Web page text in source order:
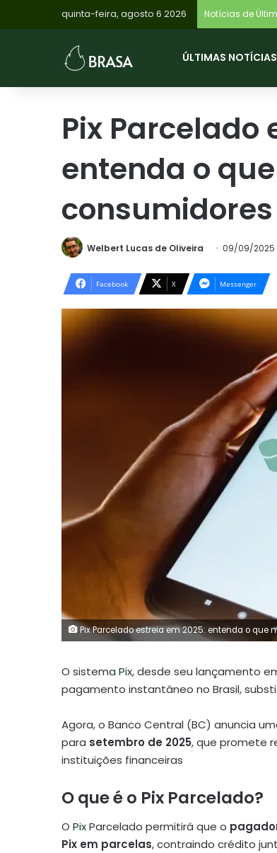
quinta-feira, agosto 6 2026 Notícias de
ÚLTIMAS NOTÍCIAS
Pix Parcelado
entenda o
Welbert Lucas de Oliveira 09/09/2025
Facebook X Messenger
Pix Parcelado estreia em 2025: entenda o que
O sistema Pix, desde seu lançamento
pagamento instantâneo no Brasil,
Agora, o Banco Central (BC) anuncia
para setembro de 2025, que promete
instituições financeiras
O que é o Pix Parcelado?
O PixParcelado permitirá que o
Pix em parcelas, contraindo crédito